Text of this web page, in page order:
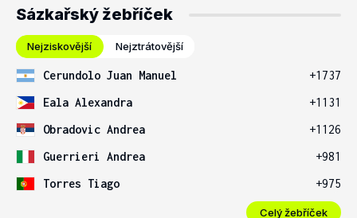
Sázkařský žebříček
Nejziskovější Nejztrátovější
Cerundolo Juan Manuel
+1737
Eala Alexandra
+1131
Obradovic Andrea
+1126
Guerrieri Andrea
+981
Torres Tiago
+975
Celý žebříček